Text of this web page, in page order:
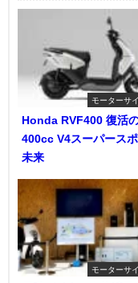
モーターサ
Honda RVF400 復活
400cc V4スーパース
未来
モーターサ